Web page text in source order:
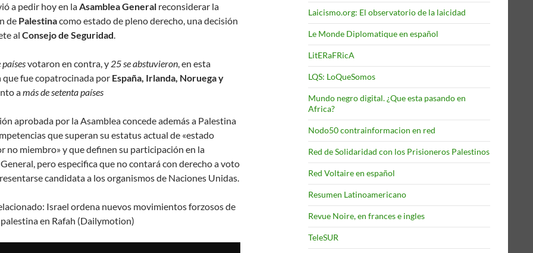
a pedir hoy en laAsamblea General reconsiderar la
de Palestinacomo estado de pleno derecho, una decisión
al Consejo de Seguridad.
votaron en contra, y 25 se abstuvieron, en esta
que fue copatrocinada por España, Irlanda, Noruega y
amás de setenta países
aprobada por la Asamblea concede además a Palestina
que superan su estatus actual de «estado
no miembro» y que definen su participación en la
pero especifica que no contará con derecho a voto
candidata a los organismos de Naciones Unidas.
: Israel ordena nuevos movimientos forzosos de
en Rafah (Dailymotion)
Laicismo.org: El observatorio de la laicidad
Le Monde Diplomatique en español
LitERaFRicA
LQS: LoQueSomos
Mundo negro digital. ¿Que esta pasando en
Africa?
Nodo50 contrainformacion en red
Red de Solidaridad con los Prisioneros Palestinos
Red Voltaire en español
Resumen Latinoamericano
Revue Noire, en frances e ingles
TeleSUR